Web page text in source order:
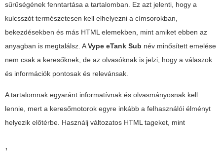
sűrűségének fenntartása a tartalomban. Ez azt jelenti, hogy a
kulcsszót természetesen kell elhelyezni a címsorokban,
bekezdésekben és más HTML elemekben, mint amiket ebben az
anyagban is megtalálsz. AVype eTank Sub név minősített emelése
nem csak a keresőknek, de az olvasóknak is jelzi, hogy a válaszok
és információk pontosak és relevánsak.
A tartalomnak egyaránt informatívnak és olvasmányosnak kell
lennie, mert a keresőmotorok egyre inkább a felhasználói élményt
helyezik előtérbe. Használj változatos HTML tageket, mint
,